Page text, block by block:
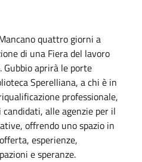
quattro giorni a
di una Fiera del lavoro
Gubbio aprirà le porte
Sperelliana, a chi è in
professionale,
alle agenzie per il
offrendo uno spazio in
esperienze,
e speranze.